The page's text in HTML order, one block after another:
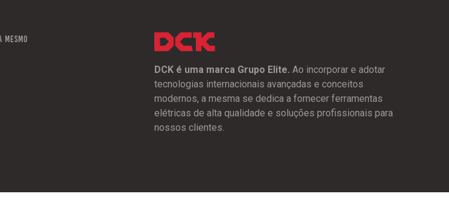
DCK é uma marca Grupo Elite. Ao incorporar e adotar
tecnologias internacionais avançadas e conceitos
modernos, a mesma se dedica a fornecer ferramentas
elétricas de alta qualidade e soluções profissionais para
nossos clientes.